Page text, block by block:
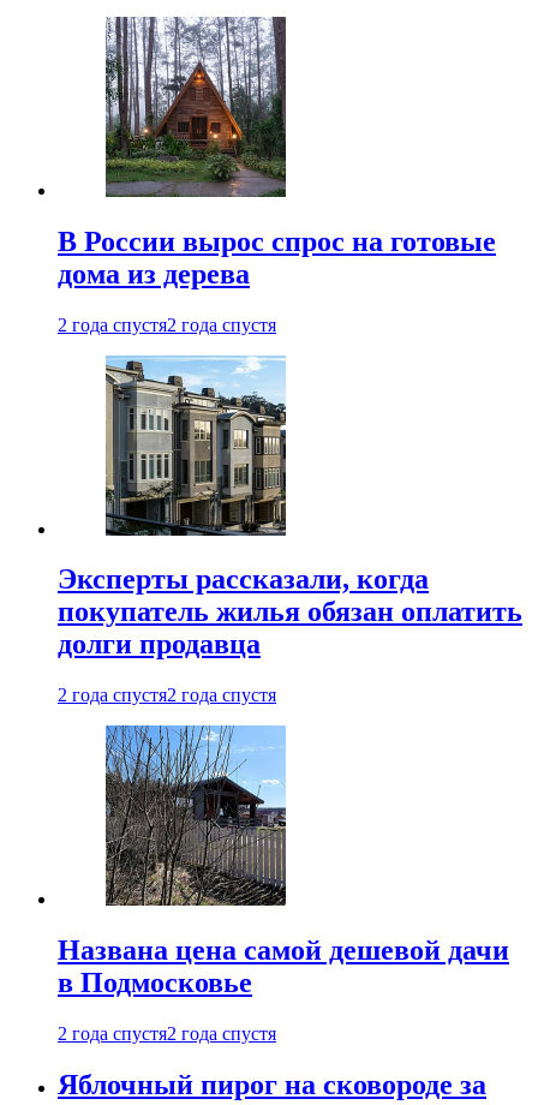
В России вырос спрос на готовые
дома из дерева
2 года спустя2 года спустя
Эксперты рассказали, когда
покупатель жилья обязан оплатить
долги продавца
2 года спустя2 года спустя
Названа цена самой дешевой дачи
в Подмосковье
2 года спустя2 года спустя
Яблочный пирог на сковороде за